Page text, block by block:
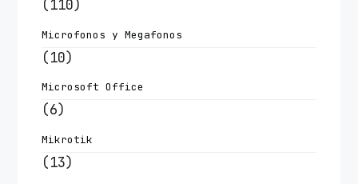
(110)
Microfonos y Megafonos
(10)
Microsoft Office
(6)
Mikrotik
(13)